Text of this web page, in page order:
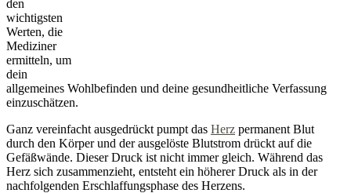
den
wichtigsten
Werten, die
Mediziner
ermitteln, um
dein
allgemeines Wohlbefinden und deine gesundheitliche Verfassung
einzuschätzen.
Ganz vereinfacht ausgedrückt pumpt das Herz permanent Blut
durch den Körper und der ausgelöste Blutstrom drückt auf die
Gefäßwände. Dieser Druck ist nicht immer gleich. Während das
Herz sich zusammenzieht, entsteht ein höherer Druck als in der
nachfolgenden Erschlaffungsphase des Herzens.